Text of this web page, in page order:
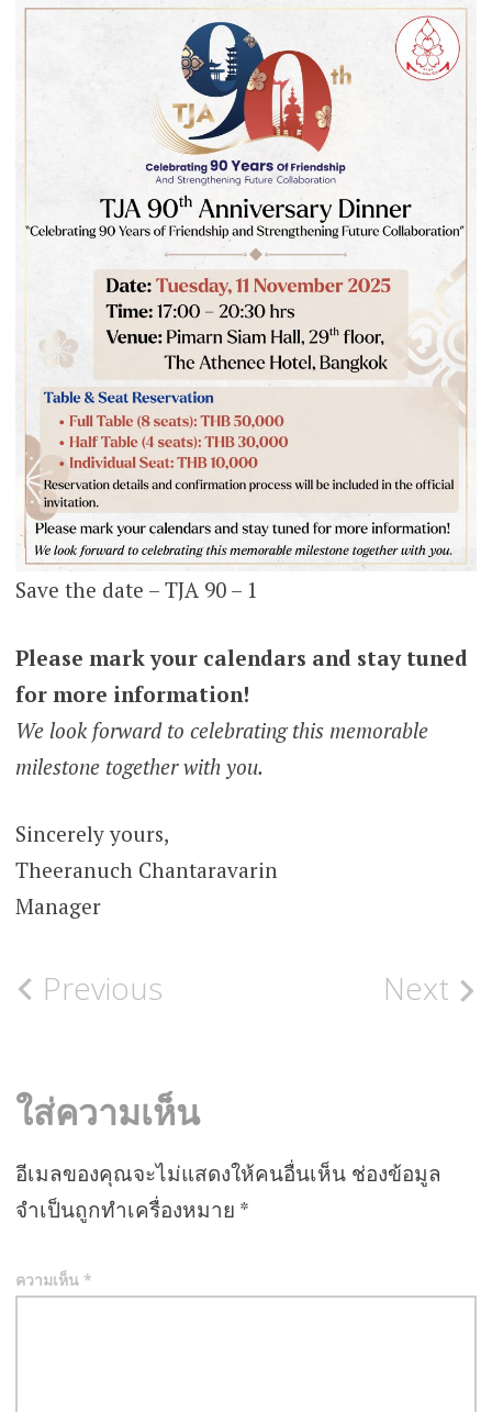
Save the date – TJA 90 – 1
Please mark your calendars and stay tuned
for more information!
We look forward to celebrating this memorable
milestone together with you.
Sincerely yours,
Theeranuch Chantaravarin
Manager
Post
Previous Next
ใส่ความเห็น
อีเมลของคุณจะไม่แสดงให้คนอื่นเห็น ช่องข้อมูล
จำเป็นถูกทำเครื่องหมาย *
ความเห็น *